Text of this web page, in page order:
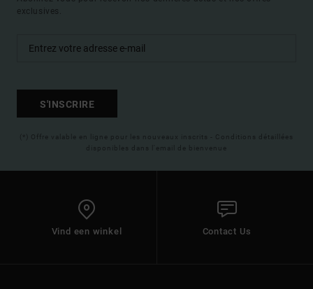
exclusives.
S'INSCRIRE
(*) Offre valable en ligne pour les nouveaux inscrits - Conditions détaillées
disponibles dans l'email de bienvenue
Vind een winkel Contact Us